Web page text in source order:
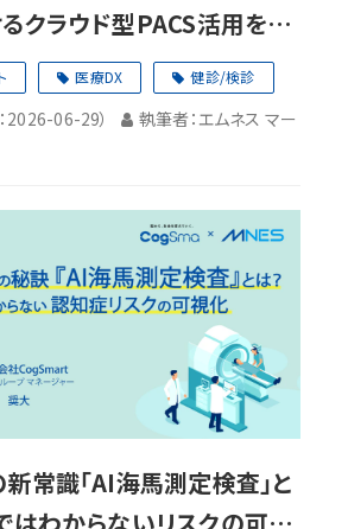
クラウド型PACS活用を解
ポート】医療DX 健診/検診
2026-06-29）
執筆者：エムネス マー
常識「AI海馬測定検査」と